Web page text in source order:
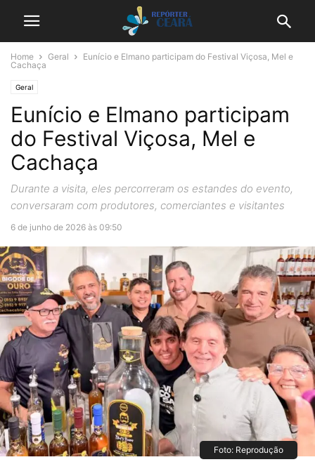
Home Geral
Eunício e Elmano participam do Festival Viçosa, Mel e
Cachaça
Geral
Eunício e Elmano participam
do Festival Viçosa, Mel e
Cachaça
Durante a visita, eles percorreram os estandes do evento,
conversaram com produtores, comerciantes e visitantes
6 de junho de 2026 às 09:50
Foto: Reprodução